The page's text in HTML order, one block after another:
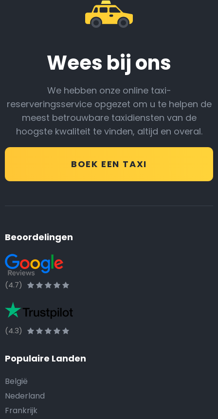
Wees bij ons
We hebben onze online taxi-
reserveringsservice opgezet om u te helpen de
meest betrouwbare taxidiensten van de
hoogste kwaliteit te vinden, altijd en overal.
BOEK EEN TAXI
Beoordelingen
(4.7)
(4.3)
Populaire Landen
België
Nederland
Frankrijk